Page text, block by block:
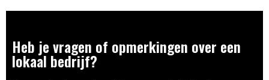
Heb je vragen of opmerkingen over een
lokaal bedrijf?